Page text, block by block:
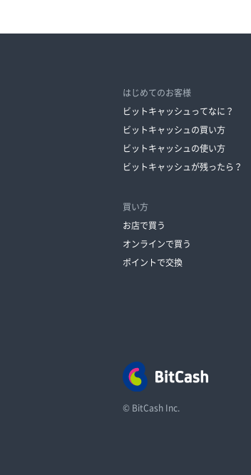
はじめてのお客様
ビットキャッシュってなに？
ビットキャッシュの買い方
ビットキャッシュの使い方
ビットキャッシュが残ったら？
買い方
お店で買う
オンラインで買う
ポイントで交換
© BitCash Inc.